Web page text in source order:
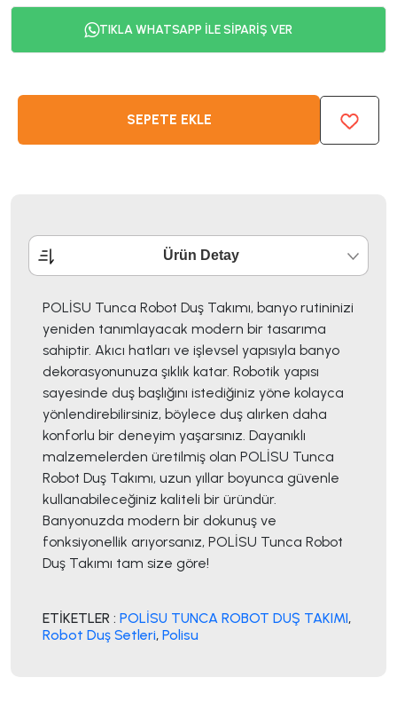
TIKLA WHATSAPP İLE SİPARİŞ VER
SEPETE EKLE
Ürün Detay
POLİSU Tunca Robot Duş Takımı, banyo rutininizi
yeniden tanımlayacak modern bir tasarıma
sahiptir. Akıcı hatları ve işlevsel yapısıyla banyo
dekorasyonunuza şıklık katar. Robotik yapısı
sayesinde duş başlığını istediğiniz yöne kolayca
yönlendirebilirsiniz, böylece duş alırken daha
konforlu bir deneyim yaşarsınız. Dayanıklı
malzemelerden üretilmiş olan POLİSU Tunca
Robot Duş Takımı, uzun yıllar boyunca güvenle
kullanabileceğiniz kaliteli bir üründür.
Banyonuzda modern bir dokunuş ve
fonksiyonellik arıyorsanız, POLİSU Tunca Robot
Duş Takımı tam size göre!
ETİKETLER : POLİSU TUNCA ROBOT DUŞ TAKIMI,
Robot Duş Setleri, Polisu